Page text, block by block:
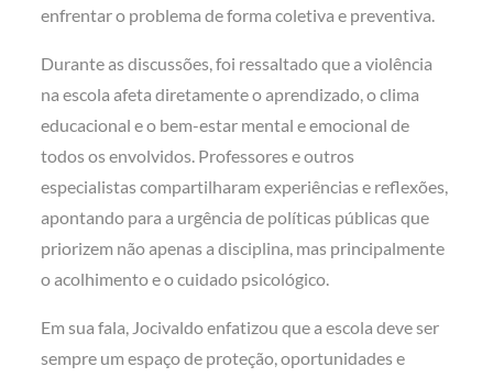
enfrentar o problema de forma coletiva e preventiva.
Durante as discussões, foi ressaltado que a violência
na escola afeta diretamente o aprendizado, o clima
educacional e o bem-estar mental e emocional de
todos os envolvidos. Professores e outros
especialistas compartilharam experiências e reflexões,
apontando para a urgência de políticas públicas que
priorizem não apenas a disciplina, mas principalmente
o acolhimento e o cuidado psicológico.
Em sua fala, Jocivaldo enfatizou que a escola deve ser
sempre um espaço de proteção, oportunidades e